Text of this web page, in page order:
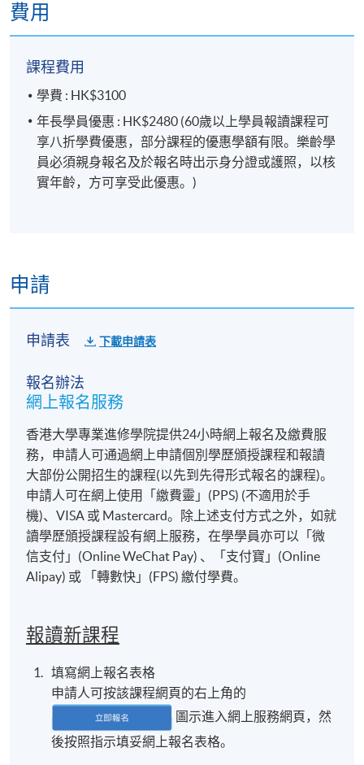
費用
課程費用
學費 : HK$3100
年長學員優惠 : HK$2480 (60歲以上學員報讀課程可
享八折學費優惠，部分課程的優惠學額有限。樂齡學
員必須親身報名及於報名時出示身分證或護照，以核
實年齡，方可享受此優惠。)
申請
申請表 下載申請表
報名辦法
網上報名服務
香港大學專業進修學院提供24小時網上報名及繳費服
務，申請人可通過網上申請個別學歷頒授課程和報讀
大部份公開招生的課程(以先到先得形式報名的課程)。
申請人可在網上使用「繳費靈」(PPS) (不適用於手
機)、VISA 或 Mastercard。除上述支付方式之外，如就
讀學歷頒授課程設有網上服務，在學學員亦可以「微
信支付」(Online WeChat Pay) 、「支付寶」(Online
Alipay) 或 「轉數快」(FPS) 繳付學費。
報讀新課程
填寫網上報名表格
申請人可按該課程網頁的右上角的
圖示進入網上服務網頁，然
後按照指示填妥網上報名表格。